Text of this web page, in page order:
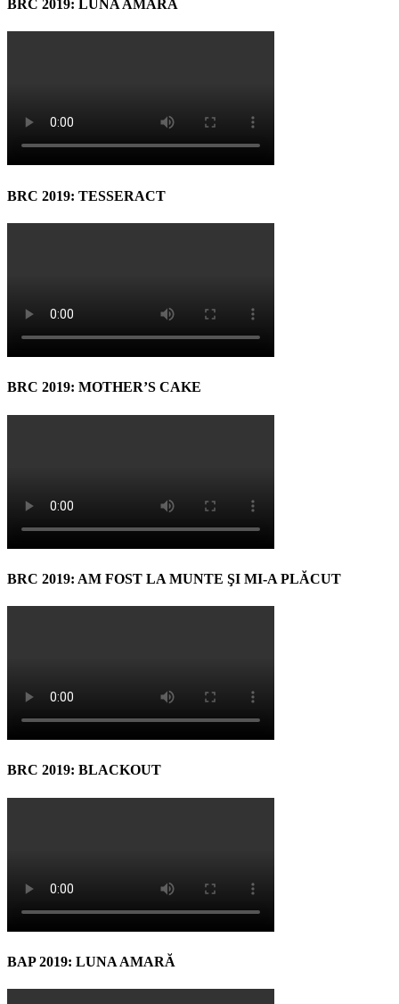
BRC 2019: LUNA AMARĂ
BRC 2019: TESSERACT
BRC 2019: MOTHER’S CAKE
BRC 2019: AM FOST LA MUNTE ŞI MI-A PLĂCUT
BRC 2019: BLACKOUT
BAP 2019: LUNA AMARĂ